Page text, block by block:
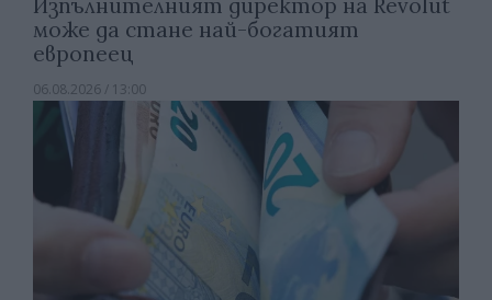
Изпълнителният директор на Revolut
може да стане най-богатият
европеец
06.08.2026 / 13:00